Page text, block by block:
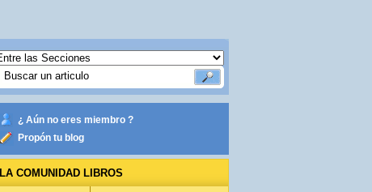
¿ Aún no eres miembro ?
Propón tu blog
LA COMUNIDAD LIBROS